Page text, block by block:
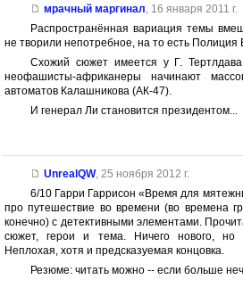
мрачный маргинал, 16 января 2011 г.
Распространённая вариация темы
не творили непотребное, на то есть Полиция
Схожий сюжет имеется у Г.
неофашисты-африканеры начинают
автоматов Калашникова (АК-47).
И генерал Ли становится президентом...
UnrealQW, 25 ноября 2012 г.
6/10 Гарри Гаррисон «Время для
про путешествие во времени (во времена
конечно) с детективными элементами.
сюжет, герои и тема. Ничего нового, но
Неплохая, хотя и предсказуемая концовка.
Резюме: читать можно -- если больше